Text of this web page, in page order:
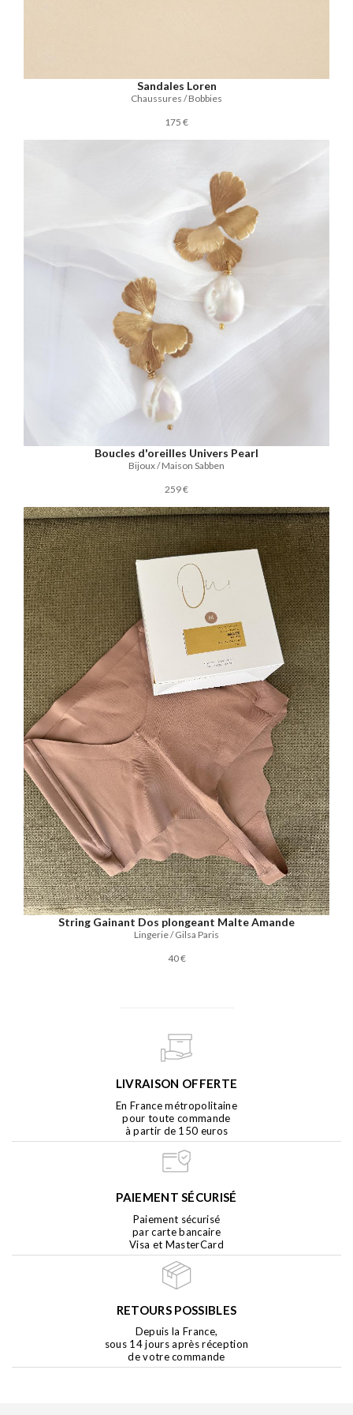
Sandales Loren
Chaussures / Bobbies
175 €
Boucles d'oreilles Univers Pearl
Bijoux / Maison Sabben
259 €
String Gainant Dos plongeant Malte Amande
Lingerie / Gilsa Paris
40 €
LIVRAISON OFFERTE
En France métropolitaine
pour toute commande
à partir de 150 euros
PAIEMENT SÉCURISÉ
Paiement sécurisé
par carte bancaire
Visa et MasterCard
RETOURS POSSIBLES
Depuis la France,
sous 14 jours après réception
de votre commande